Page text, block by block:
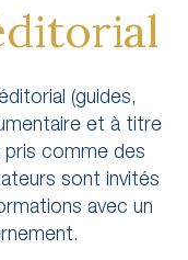
(guides,
et à titre
comme des
sont invités
avec un